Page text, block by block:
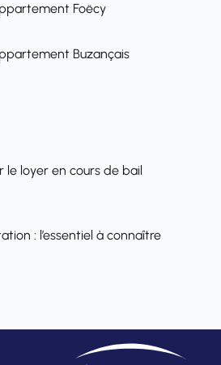
Foëcy
Buzançais
le loyer en cours de bail
: l’essentiel à connaître